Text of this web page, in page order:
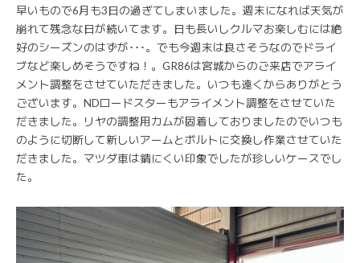
早いもので6月も3日の過ぎてしまいました。週末になれば天気が
崩れて残念な日が続いてます。日も長いしクルマお楽しむには絶
好のシーズンのはずが･･･。でも今週末は良さそうなのでドライ
ブなど楽しめそうですね！。GR86は宮城からのご来店でアライ
メント調整をさせていただきました。いつも遠くからありがとう
ございます。NDロードスターもアライメント調整をさせていた
だきました。リヤの調整用カムが固着しておりましたのでいつも
のように切断して新しいアームとボルトに交換し作業させていた
だきました。マツダ車は錆にくい印象でしたが珍しいケースでし
た。